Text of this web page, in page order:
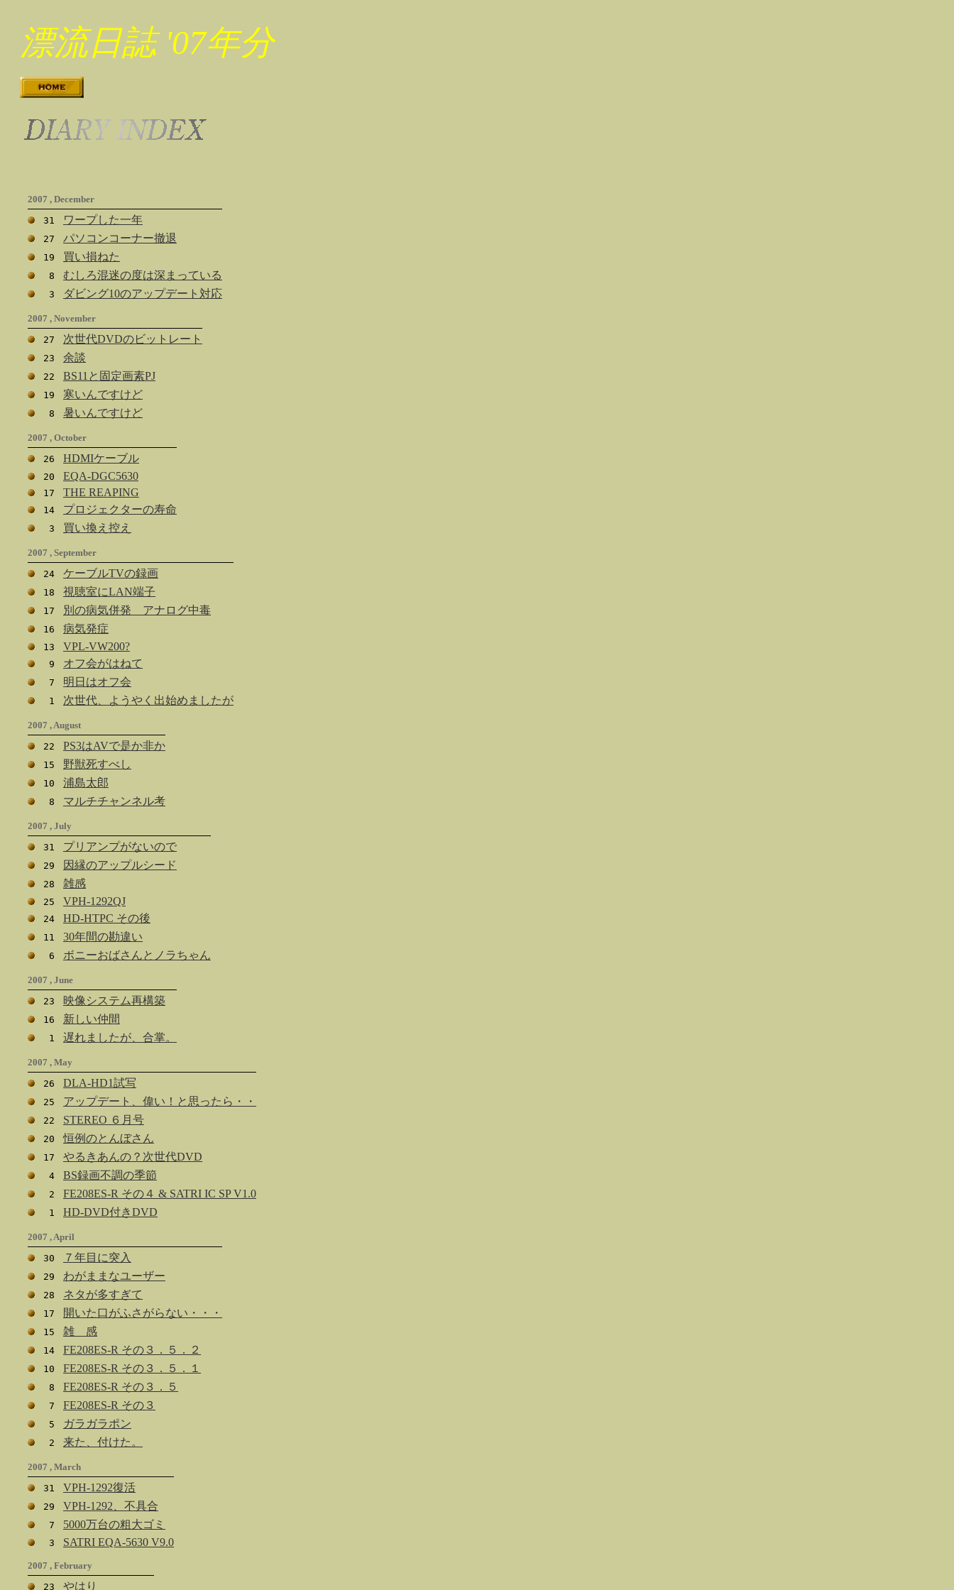
漂流日誌 '07年分
2007 , December
31
ワープした一年
27 パソコンコーナー撤退
19 買い損ねた
8 むしろ混迷の度は深まっている
3 ダビング10のアップデート対応
2007 , November
27
次世代DVDのビットレート
23 余談
22 BS11と固定画素PJ
19 寒いんですけど
8 暑いんですけど
2007 , October
26
HDMIケーブル
20 EQA-DGC5630
17 THE REAPING
14 プロジェクターの寿命
3 買い換え控え
2007 , September
24
ケーブルTVの録画
18 視聴室にLAN端子
17 別の病気併発 アナログ中毒
16 病気発症
13 VPL-VW200?
9 オフ会がはねて
7 明日はオフ会
1 次世代、ようやく出始めましたが
2007 , August
22
PS3はAVで是か非か
15 野獣死すべし
10 浦島太郎
8 マルチチャンネル考
2007 , July
31
プリアンプがないので
29 因縁のアップルシード
28 雑感
25 VPH-1292QJ
24 HD-HTPC その後
11 30年間の勘違い
6 ボニーおばさんとノラちゃん
2007 , June
23
映像システム再構築
16 新しい仲間
1 遅れましたが、合掌。
2007 , May
26
DLA-HD1試写
25 アップデート、偉い！と思ったら・・
22 STEREO ６月号
20 恒例のとんぼさん
17 やるきあんの？次世代DVD
4 BS録画不調の季節
2 FE208ES-R その４ & SATRI IC SP V1.0
1 HD-DVD付きDVD
2007 , April
30
７年目に突入
29 わがままなユーザー
28 ネタが多すぎて
17 開いた口がふさがらない・・・
15 雑 感
14 FE208ES-R その３．５．２
10 FE208ES-R その３．５．１
8 FE208ES-R その３．５
7 FE208ES-R その３
5 ガラガラポン
2 来た、付けた。
2007 , March
31
VPH-1292復活
29 VPH-1292、不具合
7 5000万台の粗大ゴミ
3 SATRI EQA-5630 V9.0
2007 , February
23
やはり